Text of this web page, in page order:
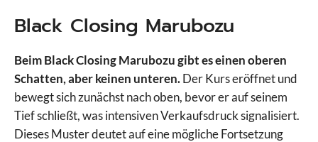
Black Closing Marubozu
Beim Black Closing Marubozu gibt es einen oberen
Schatten, aber keinen unteren.Der Kurs eröffnet und
bewegt sich zunächst nach oben, bevor er auf seinem
Tief schließt, was intensiven Verkaufsdruck signalisiert.
Dieses Muster deutet auf eine mögliche Fortsetzung